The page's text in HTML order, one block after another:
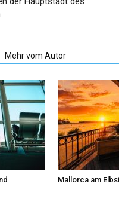
Mehr vom Autor
Mallorca am